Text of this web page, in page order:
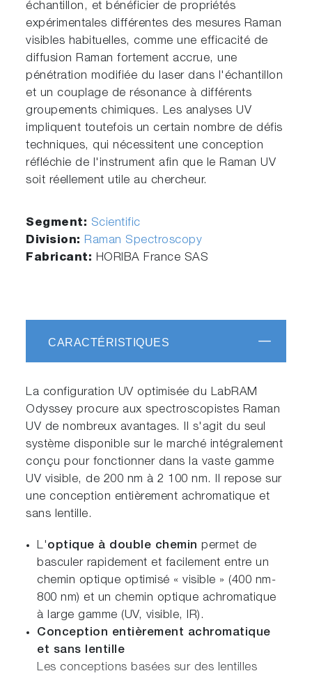
échantillon, et bénéficier de propriétés
expérimentales différentes des mesures Raman
visibles habituelles, comme une efficacité de
diffusion Raman fortement accrue, une
pénétration modifiée du laser dans l'échantillon
et un couplage de résonance à différents
groupements chimiques. Les analyses UV
impliquent toutefois un certain nombre de défis
techniques, qui nécessitent une conception
réfléchie de l'instrument afin que le Raman UV
soit réellement utile au chercheur.
Segment: Scientific
Division: Raman Spectroscopy
Fabricant: HORIBA France SAS
CARACTÉRISTIQUES
La configuration UV optimisée du LabRAM
Odyssey procure aux spectroscopistes Raman
UV de nombreux avantages. Il s'agit du seul
système disponible sur le marché intégralement
conçu pour fonctionner dans la vaste gamme
UV visible, de 200 nm à 2 100 nm. Il repose sur
une conception entièrement achromatique et
sans lentille.
L'optique à double chemin permet de
basculer rapidement et facilement entre un
chemin optique optimisé « visible » (400 nm-
800 nm) et un chemin optique achromatique
à large gamme (UV, visible, IR).
Conception entièrement achromatique
et sans lentille
Les conceptions basées sur des lentilles